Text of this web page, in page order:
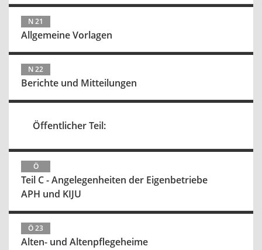
N 21
Allgemeine Vorlagen
N 22
Berichte und Mitteilungen
Öffentlicher Teil:
Ö
Teil C - Angelegenheiten der Eigenbetriebe
APH und KIJU
Ö 23
Alten- und Altenpflegeheime